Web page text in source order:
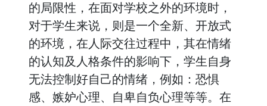
的局限性，在面对学校之外的环境时，
对于学生来说，则是一个全新、开放式
的环境，在人际交往过程中，其在情绪
的认知及人格条件的影响下，学生自身
无法控制好自己的情绪，例如：恐惧
感、嫉妒心理、自卑自负心理等等。在